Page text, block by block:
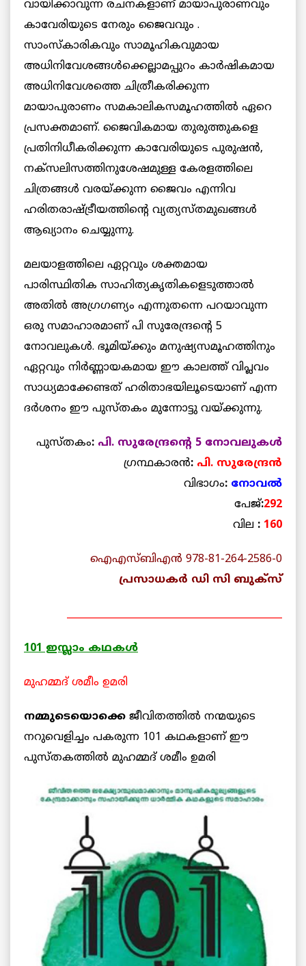
വായിക്കാവുന്ന രചനകളാണ് മായാപുരാണവും
കാവേരിയുടെ നേരും ജൈവവും .
സാംസ്‌കാരികവും സാമൂഹികവുമായ
അധിനിവേശങ്ങൾക്കെല്ലാമപ്പുറം കാർഷികമായ
അധിനിവേശത്തെ ചിത്രീകരിക്കുന്ന
മായാപുരാണം സമകാലികസമൂഹത്തിൽ ഏറെ
പ്രസക്തമാണ്. ജൈവികമായ തുരുത്തുകളെ
പ്രതിനിധീകരിക്കുന്ന കാവേരിയുടെ പുരുഷൻ,
നക്‌സലിസത്തിനുശേഷമുള്ള കേരളത്തിലെ
ചിത്രങ്ങൾ വരയ്ക്കുന്ന ജൈവം എന്നിവ
ഹരിതരാഷ്ട്രീയത്തിന്റെ വ്യത്യസ്തമുഖങ്ങൾ
ആഖ്യാനം ചെയ്യുന്നു.
മലയാളത്തിലെ ഏറ്റവും ശക്തമായ
പാരിസ്ഥിതിക സാഹിത്യകൃതികളെടുത്താൽ
അതിൽ അഗ്രഗണ്യം എന്നുതന്നെ പറയാവുന്ന
ഒരു സമാഹാരമാണ് പി സുരേന്ദ്രന്റെ 5
നോവലുകൾ. ഭൂമിയ്ക്കും മനുഷ്യസമൂഹത്തിനും
ഏറ്റവും നിർണ്ണായകമായ ഈ കാലത്ത് വിപ്ലവം
സാധ്യമാക്കേണ്ടത് ഹരിതാഭയിലൂടെയാണ് എന്ന
ദർശനം ഈ പുസ്തകം മുന്നോട്ടു വയ്ക്കുന്നു.
പുസ്തകം: പി. സുരേന്ദ്രന്റെ 5 നോവലുകൾ
ഗ്രന്ഥകാരൻ: പി. സുരേന്ദ്രൻ
വിഭാഗം: നോവൽ
പേജ്:292
വില : 160
ഐഎസ്ബിഎൻ 978-81-264-2586-0
പ്രസാധകർ ഡി സി ബുക്‌സ്
101 ഇസ്ലാം കഥകള്‍
മുഹമ്മദ് ശമീം ഉമരി
നമ്മുടെയൊക്കെ ജീവിതത്തില്‍ നന്മയുടെ
നറുവെളിച്ചം പകരുന്ന 101 കഥകളാണ് ഈ
പുസ്തകത്തിൽ മുഹമ്മദ് ശമീം ഉമരി